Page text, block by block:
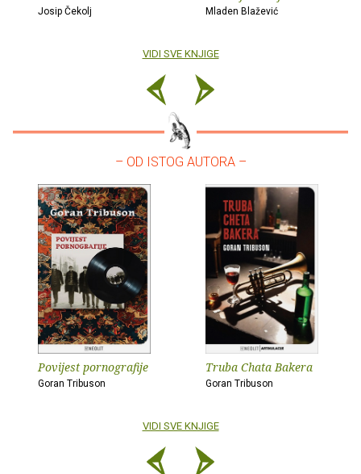
Josip Čekolj Mladen Blažević
VIDI SVE KNJIGE
– OD ISTOG AUTORA –
Povijest pornografije
Goran Tribuson
Truba Chata Bakera
Goran Tribuson
VIDI SVE KNJIGE